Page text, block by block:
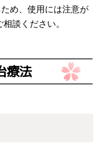
め、使用には注意が
談ください。
療法